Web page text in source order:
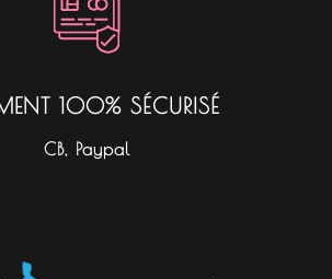
100% SÉCURISÉ
CB, Paypal